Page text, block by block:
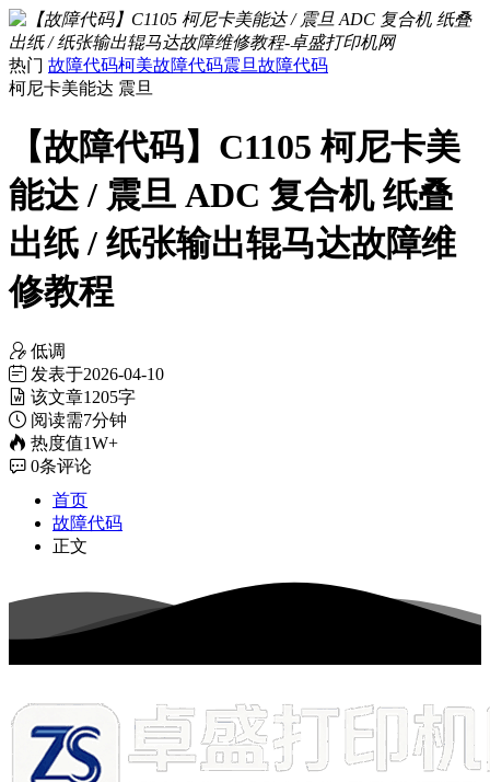
热门 故障代码柯美故障代码震旦故障代码
柯尼卡美能达 震旦
【故障代码】C1105 柯尼卡美
能达 / 震旦 ADC 复合机 纸叠
出纸 / 纸张输出辊马达故障维
修教程
低调
发表于2026-04-10
该文章1205字
阅读需7分钟
热度值1W+
0条评论
首页
故障代码
正文